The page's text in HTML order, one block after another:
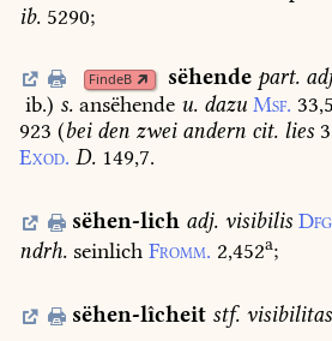
ib. 5290;
FindeB sëhende part.
ib.) s. ansëhende u. dazu Msf.
923 (beiden zweiandern cit. lies
Exod. D. 149,7.
sëhen-lich adj. visibilis
ndrh. seinlich Fromm. 2,452a;
sëhen-lîcheit stf. visibilitas